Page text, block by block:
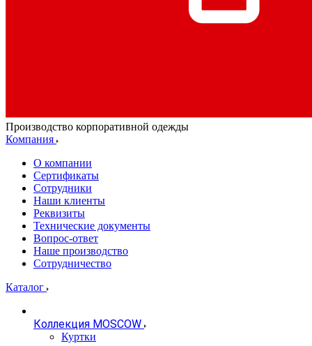
Производство корпоративной одежды
Компания
О компании
Сертификаты
Сотрудники
Наши клиенты
Реквизиты
Технические документы
Вопрос-ответ
Наше производство
Сотрудничество
Каталог
Коллекция MOSCOW
Куртки